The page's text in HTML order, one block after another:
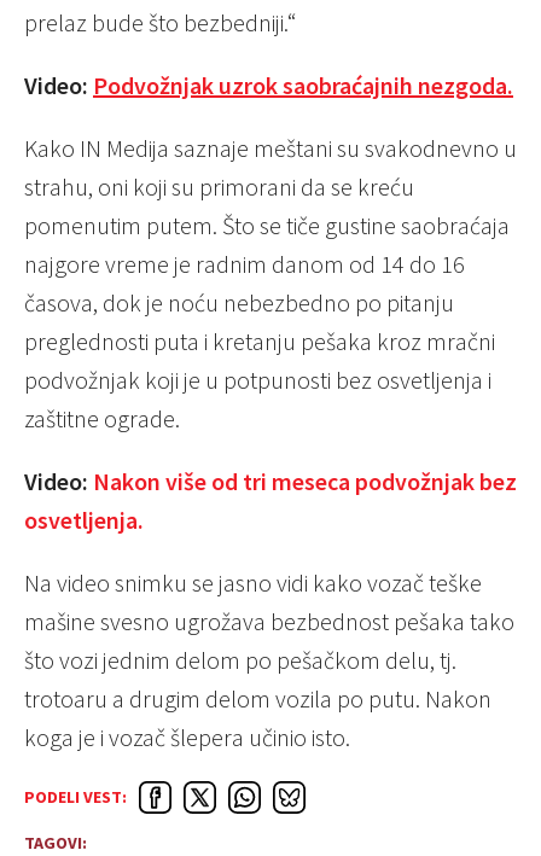
prelaz bude što bezbedniji.“
Video: Podvožnjak uzrok saobraćajnih nezgoda.
Kako IN Medija saznaje meštani su svakodnevno u
strahu, oni koji su primorani da se kreću
pomenutim putem. Što se tiče gustine saobraćaja
najgore vreme je radnim danom od 14 do 16
časova, dok je noću nebezbedno po pitanju
preglednosti puta i kretanju pešaka kroz mračni
podvožnjak koji je u potpunosti bez osvetljenja i
zaštitne ograde.
Video: Nakon više od tri meseca podvožnjak bez
osvetljenja.
Na video snimku se jasno vidi kako vozač teške
mašine svesno ugrožava bezbednost pešaka tako
što vozi jednim delom po pešačkom delu, tj.
trotoaru a drugim delom vozila po putu. Nakon
koga je i vozač šlepera učinio isto.
PODELI VEST:
TAGOVI: